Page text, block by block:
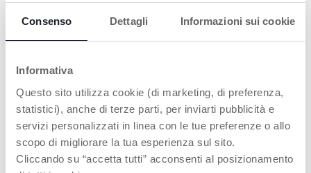
Consenso Dettagli Informazioni sui cookie
Informativa
Questo sito utilizza cookie (di marketing, di preferenza,
statistici), anche di terze parti, per inviarti pubblicità e
servizi personalizzati in linea con le tue preferenze o allo
scopo di migliorare la tua esperienza sul sito.
Cliccando su “accetta tutti” acconsenti al posizionamento
PRODUITS POUVANT VOUS